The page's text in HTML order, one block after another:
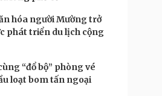
hóa người Mường trở
phát triển du lịch cộng
“đổ bộ” phòng vé
loạt bom tấn ngoại